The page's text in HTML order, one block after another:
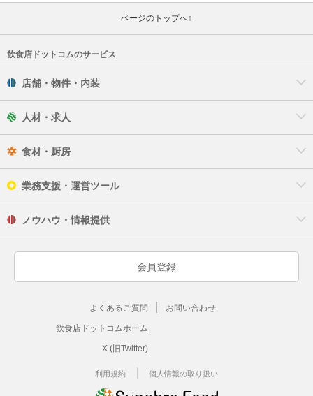
ページのトップへ↑
飲食店ドットコムのサービス
店舗・物件・内装
人材・求人
食材・厨房
業務支援・運営ツール
ノウハウ・情報提供
会員登録
よくあるご質問 お問い合わせ
飲食店ドットコムホーム
X (旧Twitter)
利用規約 個人情報の取り扱い